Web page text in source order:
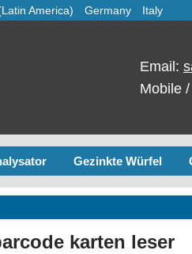
America) Germany Italy
Email:
Mobile
Gezinkte Würfel
karten leser